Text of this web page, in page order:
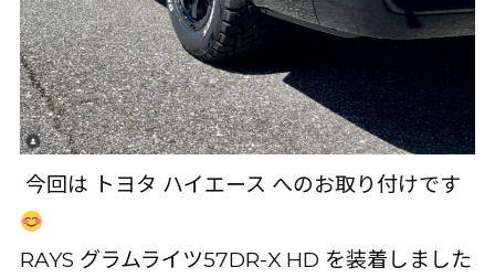
今回は トヨタ ハイエース へのお取り付けです
RAYS グラムライツ57DR-X HD を装着しました